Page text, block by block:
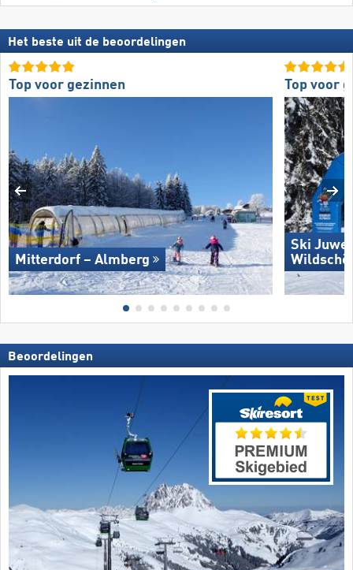
Het beste uit de beoordelingen
Top voor gezinnen
Mitterdorf – Almberg
Top voor
Ski
Beoordelingen